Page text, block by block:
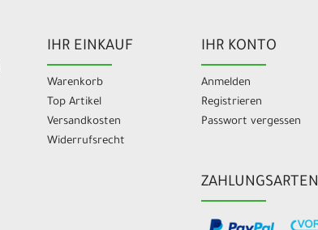
IHR EINKAUF
Warenkorb
Top Artikel
Versandkosten
Widerrufsrecht
IHR KONTO
Anmelden
Registrieren
Passwort vergessen
ZAHLUNGSARTEN